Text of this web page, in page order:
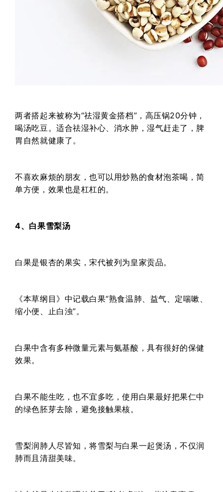
两者搭起来被称为“祛湿黄金搭档”，高压锅20分钟，
喝汤吃豆。适合祛湿补心、消水肿，湿气赶走了，脾
胃自然就健康了。
不喜欢麻烦的朋友，也可以用炒熟的食材泡茶喝，简
单方便，效果也是杠杠的。
4、白果雪梨汤
白果是银杏的果实，宋代被列为皇家贡品。
《本草纲目》中记载白果“熟食温肺、益气、定喘嗽、
缩小便、止白浊”。
白果中含有多种微量元素与氨基酸，具有很好的保健
效果。
白果不能生吃，也不宜多吃，使用白果最好把果仁中
的绿色胚芽去除，避免接触果核。
雪梨润肺人尽皆知，将雪梨与白果一起煲汤，不仅润
肺而且清甜美味。